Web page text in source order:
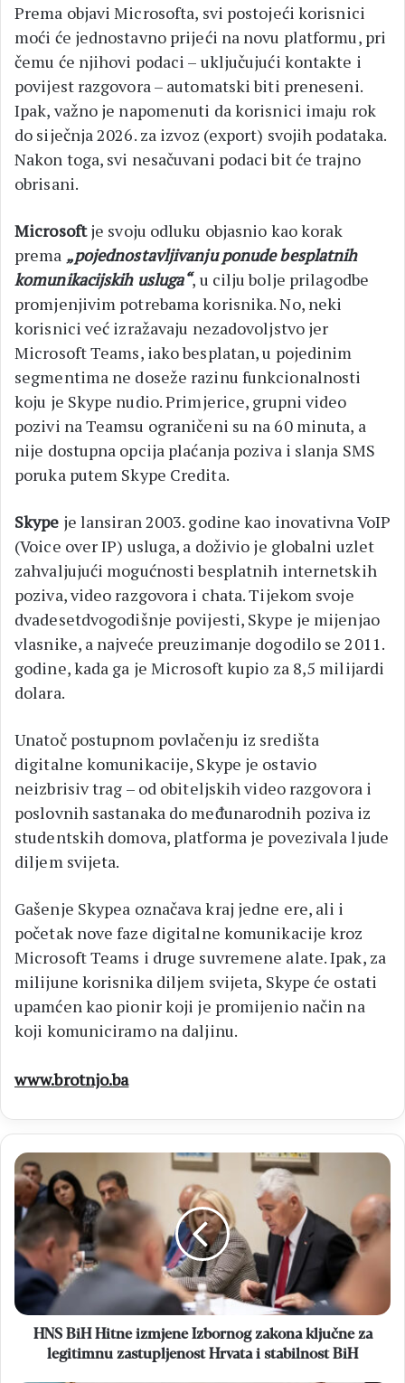
Prema objavi Microsofta, svi postojeći korisnici
moći će jednostavno prijeći na novu platformu, pri
čemu će njihovi podaci – uključujući kontakte i
povijest razgovora – automatski biti preneseni.
Ipak, važno je napomenuti da korisnici imaju rok
do siječnja 2026. za izvoz (export) svojih podataka.
Nakon toga, svi nesačuvani podaci bit će trajno
obrisani.
Microsoftje svoju odluku objasnio kao korak
prema „pojednostavljivanju ponude besplatnih
komunikacijskih usluga“, u cilju bolje prilagodbe
promjenjivim potrebama korisnika. No, neki
korisnici već izražavaju nezadovoljstvo jer
Microsoft Teams, iako besplatan, u pojedinim
segmentima ne doseže razinu funkcionalnosti
koju je Skype nudio. Primjerice, grupni video
pozivi na Teamsu ograničeni su na 60 minuta, a
nije dostupna opcija plaćanja poziva i slanja SMS
poruka putem Skype Credita.
Skype je lansiran 2003. godine kao inovativna VoIP
(Voice over IP) usluga, a doživio je globalni uzlet
zahvaljujući mogućnosti besplatnih internetskih
poziva, video razgovora i chata. Tijekom svoje
dvadesetdvogodišnje povijesti, Skype je mijenjao
vlasnike, a najveće preuzimanje dogodilo se 2011.
godine, kada ga je Microsoft kupio za 8,5 milijardi
dolara.
Unatoč postupnom povlačenju iz središta
digitalne komunikacije, Skype je ostavio
neizbrisiv trag – od obiteljskih video razgovora i
poslovnih sastanaka do međunarodnih poziva iz
studentskih domova, platforma je povezivala ljude
diljem svijeta.
Gašenje Skypea označava kraj jedne ere, ali i
početak nove faze digitalne komunikacije kroz
Microsoft Teams i druge suvremene alate. Ipak, za
milijune korisnika diljem svijeta, Skype će ostati
upamćen kao pionir koji je promijenio način na
koji komuniciramo na daljinu.
www.brotnjo.ba
HNS
BiH
Hitne
izmjene
Izbornog
zakona
ključne
za
legitimnu
zastupljenost
Hrvata
HNS BiH Hitne izmjene Izbornog zakona ključne za
legitimnu zastupljenost Hrvata i stabilnost BiH